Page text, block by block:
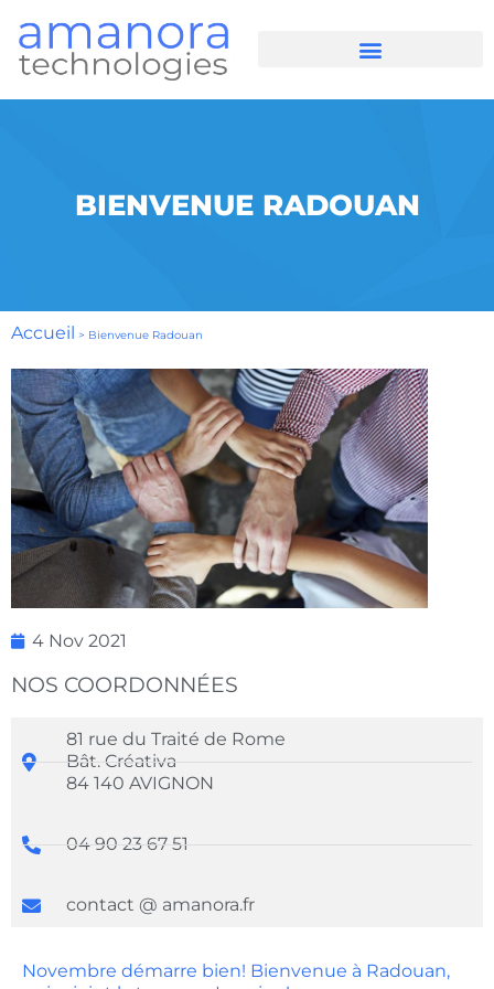
BIENVENUE RADOUAN
Accueil > Bienvenue Radouan
4 Nov 2021
NOS COORDONNÉES
81 rue du Traité de Rome
Bât. Créativa
84 140 AVIGNON
04 90 23 67 51
contact @ amanora.fr
Novembre démarre bien! Bienvenue à Radouan,